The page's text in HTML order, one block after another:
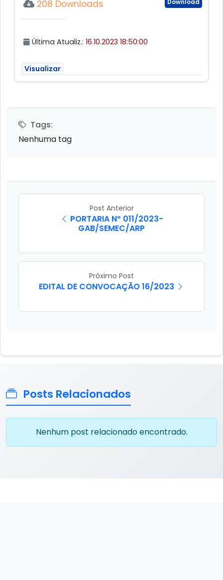
Download
208 Downloads
Última Atualiz.: 16.10.2023 18:50:00
Visualizar
Tags:
Nenhuma tag
Post Anterior
PORTARIA Nº 011/2023-
GAB/SEMEC/ARP
Próximo Post
EDITAL DE CONVOCAÇÃO 16/2023
Posts Relacionados
Nenhum post relacionado encontrado.